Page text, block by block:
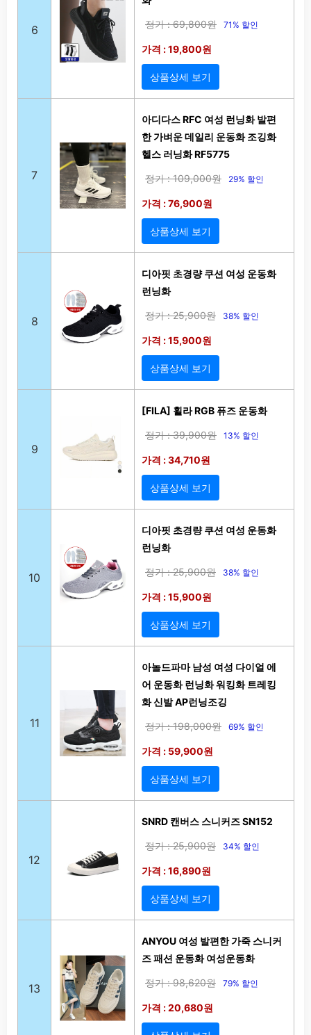
6 정가 : 69,800원 71% 할인
가격 : 19,800원
상품상세 보기
7
아디다스 RFC 여성 런닝화 발편
한 가벼운 데일리 운동화 조깅화
헬스 러닝화 RF5775
정가 : 109,000원 29% 할인
가격 : 76,900원
상품상세 보기
8
디아핏 초경량 쿠션 여성 운동화
런닝화
정가 : 25,900원 38% 할인
가격 : 15,900원
상품상세 보기
9
[FILA] 휠라 RGB 퓨즈 운동화
정가 : 39,900원 13% 할인
가격 : 34,710원
상품상세 보기
10
디아핏 초경량 쿠션 여성 운동화
런닝화
정가 : 25,900원 38% 할인
가격 : 15,900원
상품상세 보기
11
아놀드파마 남성 여성 다이얼 에
어 운동화 런닝화 워킹화 트레킹
화 신발 AP런닝조깅
정가 : 198,000원 69% 할인
가격 : 59,900원
상품상세 보기
12
SNRD 캔버스 스니커즈 SN152
정가 : 25,900원 34% 할인
가격 : 16,890원
상품상세 보기
13
ANYOU 여성 발편한 가죽 스니커
즈 패션 운동화 여성운동화
정가 : 98,620원 79% 할인
가격 : 20,680원